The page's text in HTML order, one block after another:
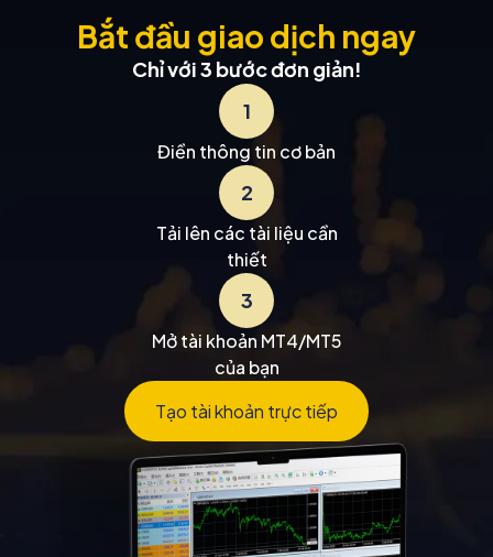
Bắt đầu giao dịch ngay
Chỉ với 3 bước đơn giản!
1
Điền thông tin cơ bản
2
Tải lên các tài liệu cần
thiết
3
Mở tài khoản MT4/MT5
của bạn
Tạo tài khoản trực tiếp